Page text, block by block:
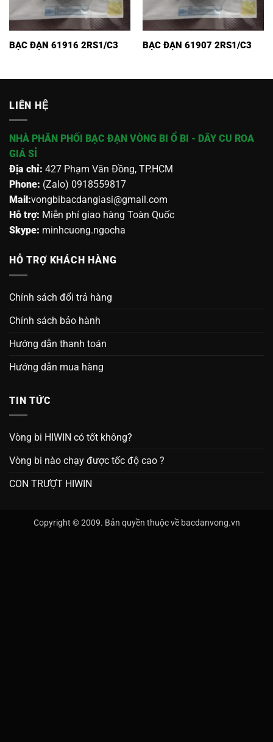
BẠC ĐẠN 61916 2RS1/C3 BẠC ĐẠN 61907 2RS1/C3
LIÊN HỆ
NHÀ PHÂN PHỐI BẠC ĐẠN VÒNG BI Ổ BI - DÂY CU ROA
GIÁ SỈ
Địa chỉ: 427 Phạm Văn Đồng, TP.HCM
Phone: (Zalo) 0918559817
Mail:vongbibacdangiasi@gmail.com
Hỗ trợ: Miễn phí giao hàng Toàn Quốc
Skype: minhcuong.ngocha
HỖ TRỢ KHÁCH HÀNG
Chính sách đổi trả hàng
Chính sách bảo hành
Hướng dẫn thanh toán
Hướng dẫn mua hàng
TIN TỨC
Vòng bi HIWIN có tốt không?
Vòng bi nào chạy được tốc độ cao ?
CON TRƯỢT HIWIN
Copyright © 2009. Bản quyền thuộc về bacdanvong.vn